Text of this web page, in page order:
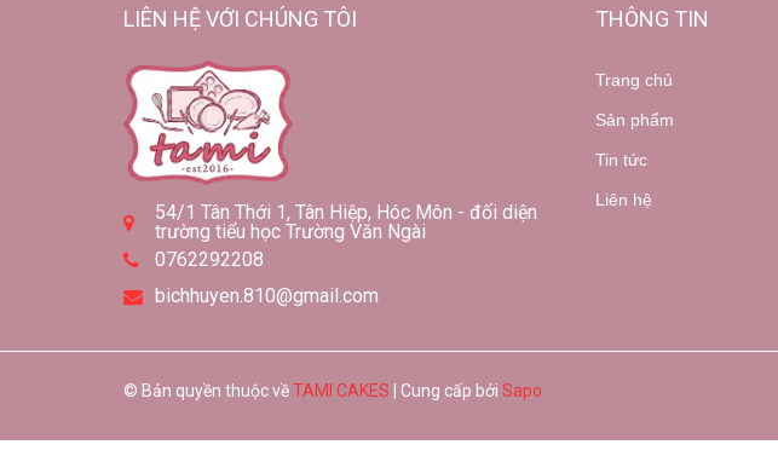
LIÊN HỆ VỚI CHÚNG TÔI
54/1 Tân Thới 1, Tân Hiệp, Hóc Môn - đối diện
trường tiểu học Trường Văn Ngài
0762292208
bichhuyen.810@gmail.com
THÔNG TIN
Trang chủ
Sản phẩm
Tin tức
Liên hệ
© Bản quyền thuộc vềTAMI CAKES | Cung cấp bởi Sapo